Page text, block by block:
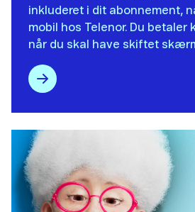
inkluderet i dit abonnement,
mobil hos Telenor​. Du betaler
når du skal have skiftet